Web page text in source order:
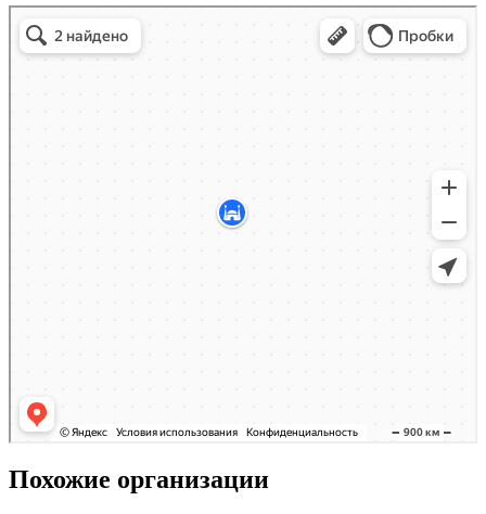
Похожие организации